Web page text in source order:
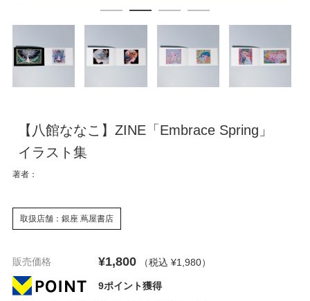
【八館ななこ】ZINE「Embrace Spring」
イラスト集
著者：
取扱店舗：銀座 蔦屋書店
販売価格 ¥1,800 （税込 ¥1,980）
9ポイント獲得